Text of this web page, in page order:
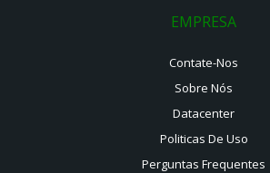
EMPRESA
Contate-Nos
Sobre Nós
Datacenter
Politicas De Uso
Perguntas Frequentes